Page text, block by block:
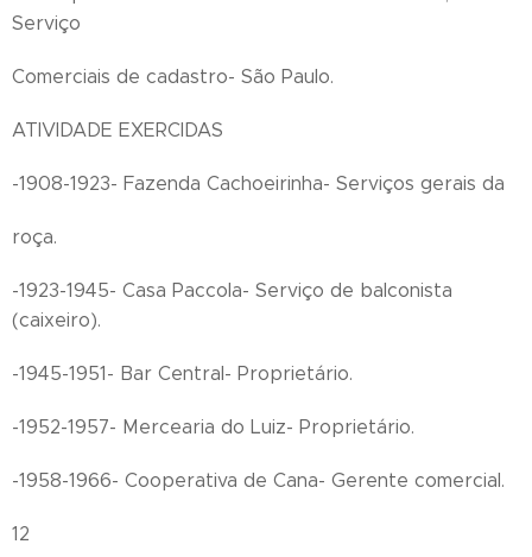
Serviço
Comerciais de cadastro- São Paulo.
ATIVIDADE EXERCIDAS
-1908-1923- Fazenda Cachoeirinha- Serviços gerais da
roça.
-1923-1945- Casa Paccola- Serviço de balconista
(caixeiro).
-1945-1951- Bar Central- Proprietário.
-1952-1957- Mercearia do Luiz- Proprietário.
-1958-1966- Cooperativa de Cana- Gerente comercial.
12